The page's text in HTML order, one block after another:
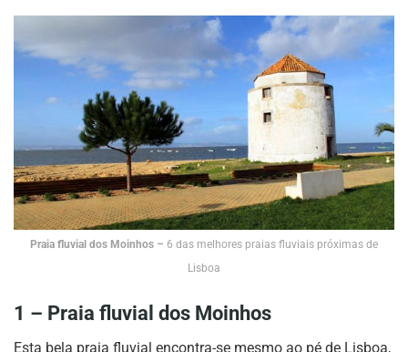
Praia fluvial dos Moinhos – 6 das melhores praias fluviais próximas de
Lisboa
1 – Praia fluvial dos Moinhos
Esta bela praia fluvial encontra-se mesmo ao pé de Lisboa,